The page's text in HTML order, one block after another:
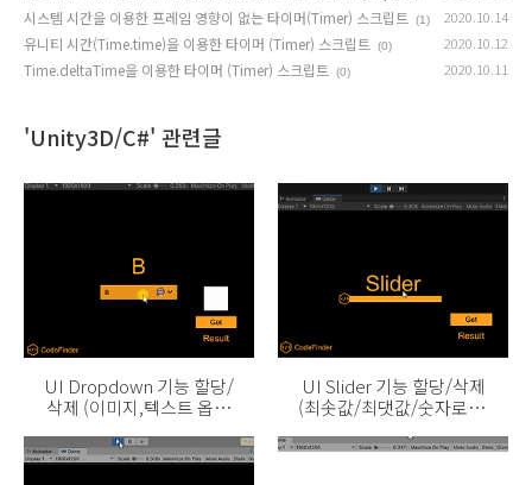
시스템 시간을 이용한 프레임 영향이 없는 타이머(Timer) 스크립트 (1) 2020.10.14
유니티 시간(Time.time)을 이용한 타이머 (Timer) 스크립트 (0) 2020.10.12
Time.deltaTime을 이용한 타이머 (Timer) 스크립트 (0) 2020.10.11
'Unity3D/C#' 관련글
UI Dropdown 기능 할당/
삭제 (이미지,텍스트 옵션
UI Slider 기능 할당/삭제
(최솟값/최댓값/숫자로 변